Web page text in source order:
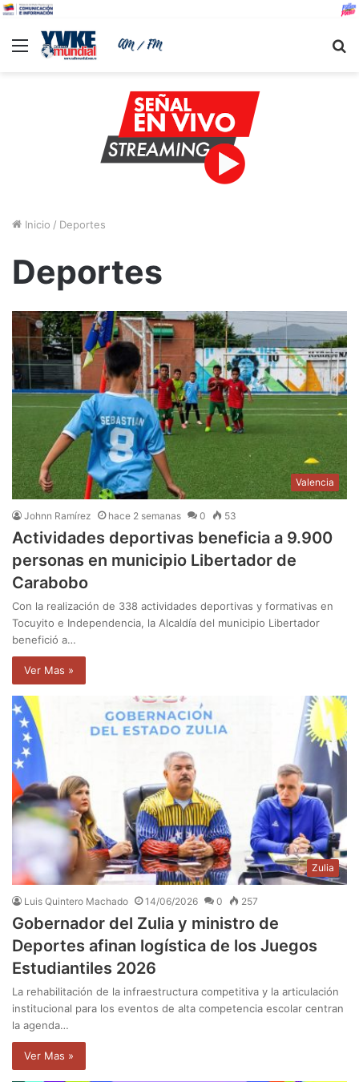
Menu
Inicio / Deportes
Deportes
Valencia
Johnn Ramírez hace 2 semanas 0 53
Actividades deportivas beneficia a 9.900
personas en municipio Libertador de
Carabobo
Con la realización de 338 actividades deportivas y formativas en
Tocuyito e Independencia, la Alcaldía del municipio Libertador
benefició a…
Ver Mas »
Zulia
Luis Quintero Machado 14/06/2026 0 257
Gobernador del Zulia y ministro de
Deportes afinan logística de los Juegos
Estudiantiles 2026
La rehabilitación de la infraestructura competitiva y la articulación
institucional para los eventos de alta competencia escolar centran
la agenda…
Ver Mas »